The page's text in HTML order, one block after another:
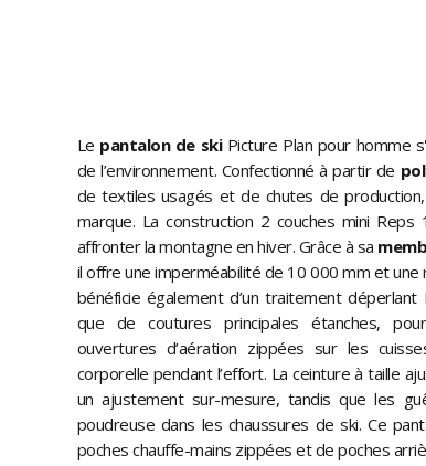
Le pantalon de skiPicture Plan pour homme
de l’environnement. Confectionné à partir de
de textiles usagés et de chutes de
marque. La construction 2 couches mini
affronter la montagne en hiver. Grâce à sa
il offre une imperméabilité de 10 000 mm et
bénéficie également d’un traitement
que de coutures principales étanches,
ouvertures d’aération zippées sur les
corporelle pendant l’effort. La ceinture à taille
un ajustement sur-mesure, tandis que les
poudreuse dans les chaussures de ski. Ce
poches chauffe-mains zippées et de poches